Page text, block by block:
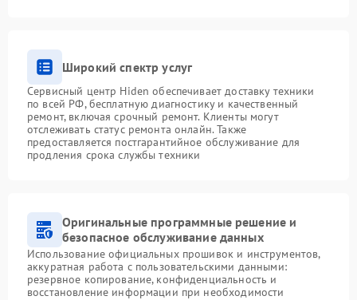
Широкий спектр услуг
Сервисный центр Hiden обеспечивает доставку техники
по всей РФ, бесплатную диагностику и качественный
ремонт, включая срочный ремонт. Клиенты могут
отслеживать статус ремонта онлайн. Также
предоставляется постгарантийное обслуживание для
продления срока службы техники
Оригинальные программные решение и
безопасное обслуживание данных
Использование официальных прошивок и инструментов,
аккуратная работа с пользовательскими данными:
резервное копирование, конфиденциальность и
восстановление информации при необходимости